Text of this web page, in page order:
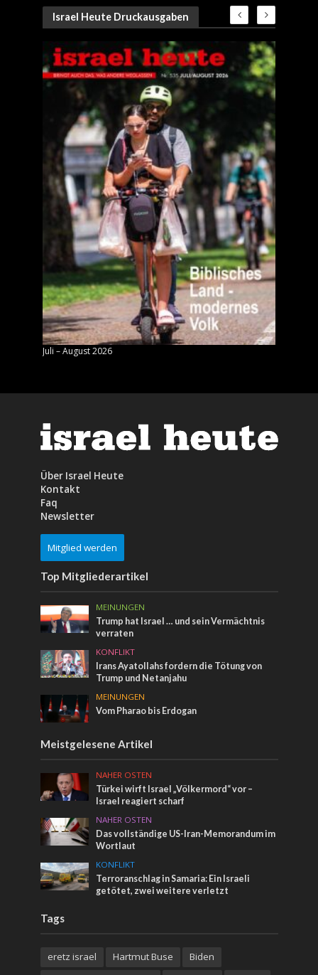
Israel Heute Druckausgaben
Juli – August 2026
Über Israel Heute
Kontakt
Faq
Newsletter
Mitglied werden
Top Mitgliederartikel
MEINUNGEN
Trump hat Israel … und sein Vermächtnis
verraten
KONFLIKT
Irans Ayatollahs fordern die Tötung von
Trump und Netanjahu
MEINUNGEN
Vom Pharao bis Erdogan
Meistgelesene Artikel
NAHER OSTEN
Türkei wirft Israel „Völkermord“ vor –
Israel reagiert scharf
NAHER OSTEN
Das vollständige US-Iran-Memorandum im
Wortlaut
KONFLIKT
Terroranschlag in Samaria: Ein Israeli
getötet, zwei weitere verletzt
Tags
eretz israel Hartmut Buse
Biden